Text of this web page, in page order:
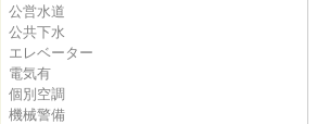
公営水道
公共下水
エレベーター
電気有
個別空調
機械警備